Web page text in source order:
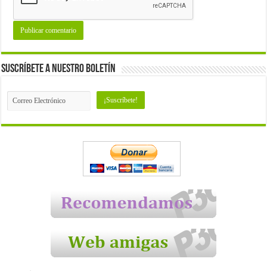
Suscríbete a nuestro Boletín